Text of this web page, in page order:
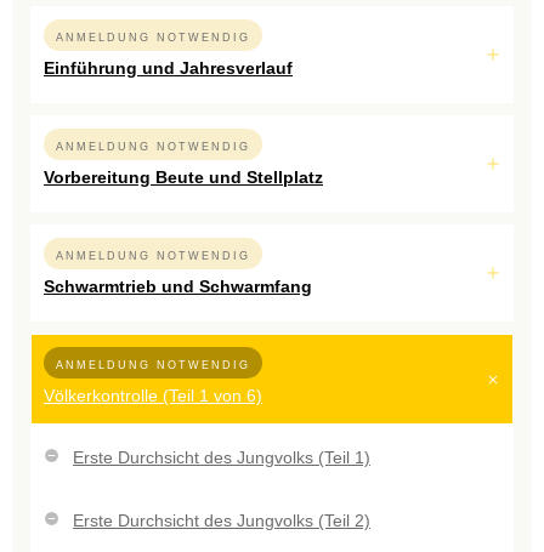
ANMELDUNG NOTWENDIG
Einführung und Jahresverlauf
ANMELDUNG NOTWENDIG
Vorbereitung Beute und Stellplatz
ANMELDUNG NOTWENDIG
Schwarmtrieb und Schwarmfang
ANMELDUNG NOTWENDIG
Völkerkontrolle (Teil 1 von 6)
Erste Durchsicht des Jungvolks (Teil 1)
Erste Durchsicht des Jungvolks (Teil 2)